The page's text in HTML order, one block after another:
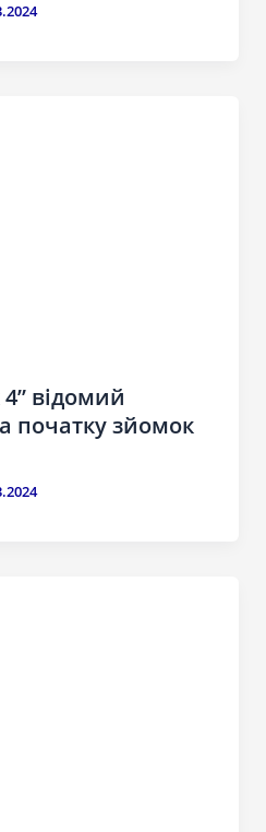
відомий
початку зйомок